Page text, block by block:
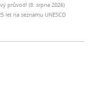
průvod! (8. srpna 2026)
let na seznamu UNESCO